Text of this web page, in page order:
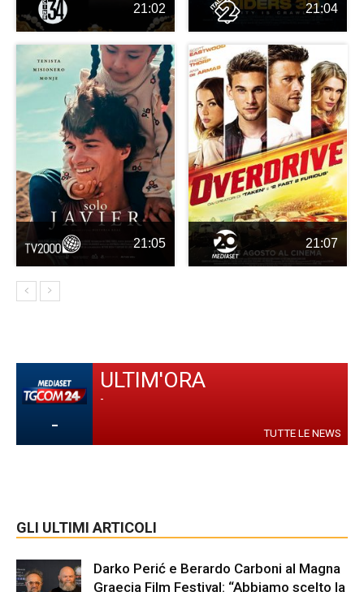
21:02 21:04
21:05 21:07
-
ULTIM'ORA
-
TUTTE LE NEWS
GLI ULTIMI ARTICOLI
Darko Perić e Berardo Carboni al Magna
Graecia Film Festival: “Abbiamo scelto la